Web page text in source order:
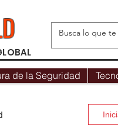
de la Seguridad